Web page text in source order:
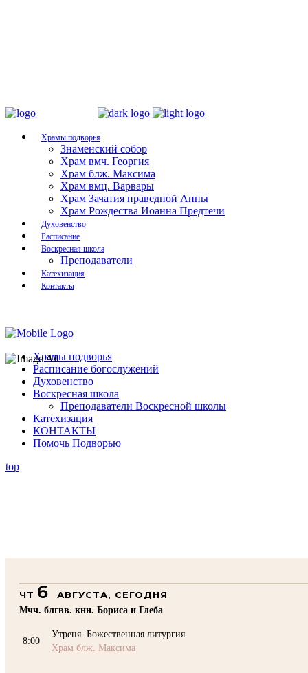
Храмы подворья
Знаменский собор
Храм вмч. Георгия
Храм блж. Максима
Храм вмц. Варвары
Храм Зачатия праведной Анны
Храм Рождества Иоанна Предтечи
Духовенство
Расписание
Воскресная школа
Преподаватели
Катехизация
Контакты
Храмы подворья
Расписание богослужений
Духовенство
Воскресная школа
Преподаватели Воскресной школы
Катехизация
КОНТАКТЫ
Помочь Подворью
top
ЧТ 6
АВГУСТА, СЕГОДНЯ
Мчч. блгвв. кнн. Бориса и Глеба
8:00
Утреня. Божественная литургия
Храм блж. Максима